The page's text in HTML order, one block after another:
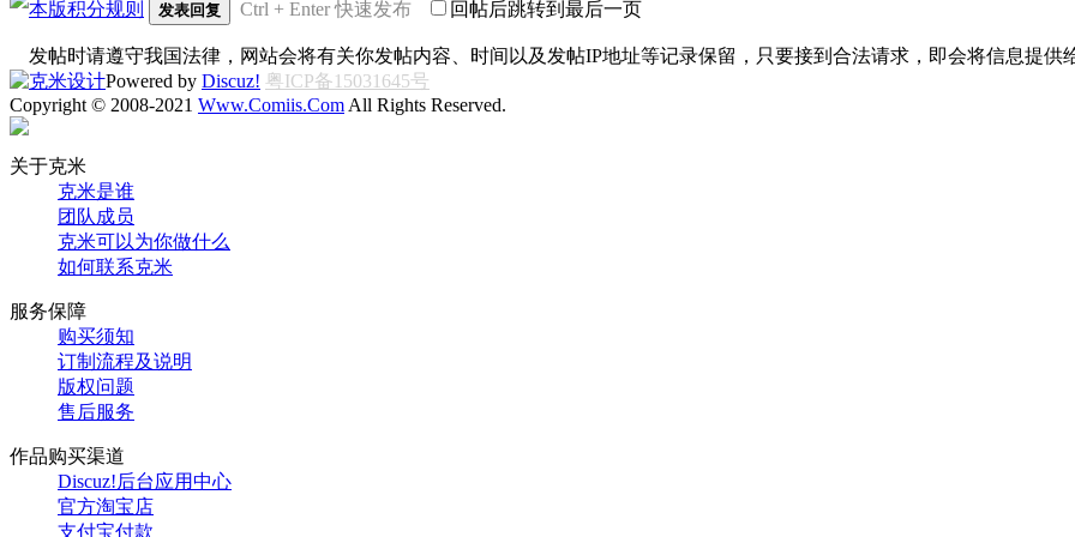
本版积分规则 发表回复 Ctrl + Enter 快速发布 回帖后跳转到最后一页
发帖时请遵守我国法律，网站会将有关你发帖内容、时间以及发帖IP地址等记录保留，只要接到合法请求，即会将信息提供
Powered by Discuz! 粤ICP备15031645号
Copyright © 2008-2021 Www.Comiis.Com All Rights Reserved.
关于克米
克米是谁
团队成员
克米可以为你做什么
如何联系克米
服务保障
购买须知
订制流程及说明
版权问题
售后服务
作品购买渠道
Discuz!后台应用中心
官方淘宝店
支付宝付款